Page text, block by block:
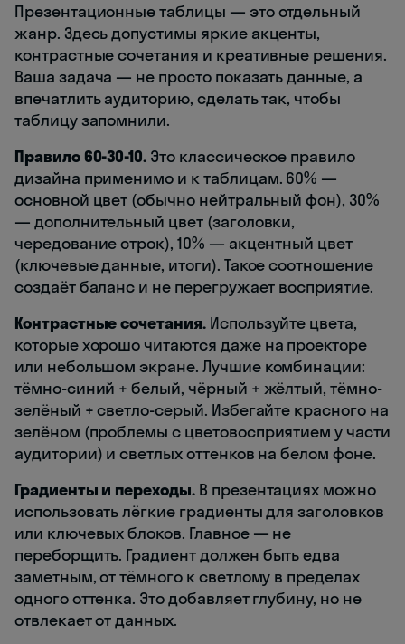
Презентационные таблицы — это отдельный
жанр. Здесь допустимы яркие акценты,
контрастные сочетания и креативные решения.
Ваша задача — не просто показать данные, а
впечатлить аудиторию, сделать так, чтобы
таблицу запомнили.
Правило 60-30-10. Это классическое правило
дизайна применимо и к таблицам. 60% —
основной цвет (обычно нейтральный фон), 30%
— дополнительный цвет (заголовки,
чередование строк), 10% — акцентный цвет
(ключевые данные, итоги). Такое соотношение
создаёт баланс и не перегружает восприятие.
Контрастные сочетания.Используйте цвета,
которые хорошо читаются даже на проекторе
или небольшом экране. Лучшие комбинации:
тёмно-синий + белый, чёрный + жёлтый, тёмно-
зелёный + светло-серый. Избегайте красного на
зелёном (проблемы с цветовосприятием у части
аудитории) и светлых оттенков на белом фоне.
Градиенты и переходы.В презентациях можно
использовать лёгкие градиенты для заголовков
или ключевых блоков. Главное — не
переборщить. Градиент должен быть едва
заметным, от тёмного к светлому в пределах
одного оттенка. Это добавляет глубину, но не
отвлекает от данных.